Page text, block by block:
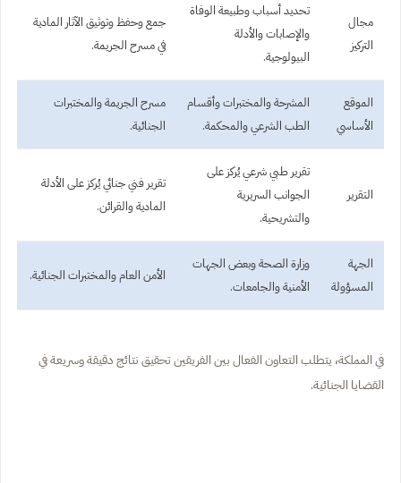
مجال
التركيز
تحديد أسباب وطبيعة الوفاة
والإصابات والأدلة
البيولوجية.
جمع وحفظ وتوثيق الآثار المادية
في مسرح الجريمة.
الموقع
الأساسي
المشرحة والمختبرات وأقسام
الطب الشرعي والمحكمة.
مسرح الجريمة والمختبرات
الجنائية.
التقرير
تقرير طبي شرعي يُركز على
الجوانب السريرية
والتشريحية.
تقرير فني جنائي يُركز على الأدلة
المادية والقرائن.
الجهة
المسؤولة
وزارة الصحة وبعض الجهات
الأمنية والجامعات.
الأمن العام والمختبرات الجنائية.
في المملكة، يتطلب التعاون الفعال بين الفريقين تحقيق نتائج دقيقة وسريعة في
القضايا الجنائية.